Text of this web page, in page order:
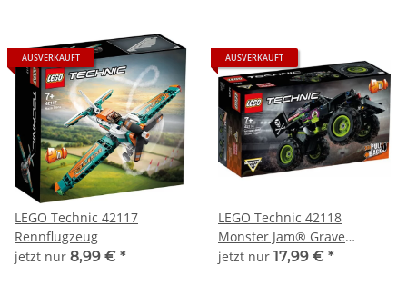
AUSVERKAUFT
LEGO Technic 42117
Rennflugzeug
jetzt nur 8,99 € *
AUSVERKAUFT
LEGO Technic 42118
Monster Jam® Grave
Digger®
jetzt nur 17,99 € *